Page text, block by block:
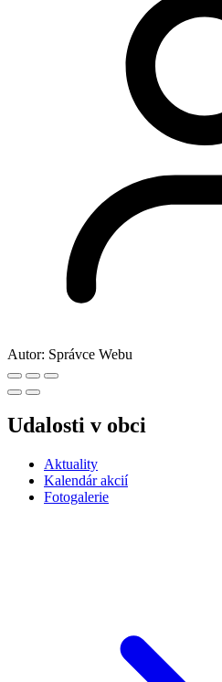
Autor: Správce Webu
Udalosti v obci
Aktuality
Kalendár akcií
Fotogalerie